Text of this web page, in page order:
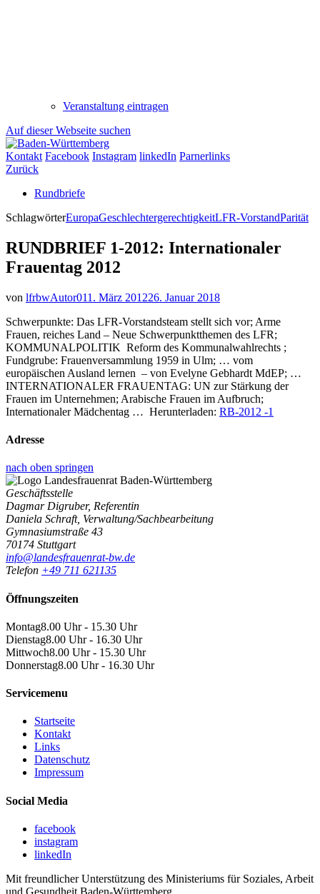
Veranstaltung eintragen
Auf dieser Webseite suchen
Kontakt Facebook Instagram linkedIn Parnerlinks
Zurück
Rundbriefe
SchlagwörterEuropaGeschlechtergerechtigkeitLFR-VorstandParität
RUNDBRIEF 1-2012: Internationaler
Frauentag 2012
von lfrbwAutor011. März 201226. Januar 2018
Schwerpunkte: Das LFR-Vorstandsteam stellt sich vor; Arme
Frauen, reiches Land – Neue Schwerpunktthemen des LFR;
KOMMUNALPOLITIK Reform des Kommunalwahlrechts ;
Fundgrube: Frauenversammlung 1959 in Ulm; … vom
europäischen Ausland lernen – von Evelyne Gebhardt MdEP; …
INTERNATIONALER FRAUENTAG: UN zur Stärkung der
Frauen im Unternehmen; Arabische Frauen im Aufbruch;
Internationaler Mädchentag … Herunterladen: RB-2012 -1
Adresse
nach oben springen
Geschäftsstelle
Dagmar Digruber, Referentin
Daniela Schraft, Verwaltung/Sachbearbeitung
Gymnasiumstraße 43
70174 Stuttgart
info@landesfrauenrat-bw.de
Telefon +49 711 621135
Öffnungszeiten
Montag8.00 Uhr - 15.30 Uhr
Dienstag8.00 Uhr - 16.30 Uhr
Mittwoch8.00 Uhr - 15.30 Uhr
Donnerstag8.00 Uhr - 16.30 Uhr
Servicemenu
Startseite
Kontakt
Links
Datenschutz
Impressum
Social Media
facebook
instagram
linkedIn
Mit freundlicher Unterstützung des Ministeriums für Soziales, Arbeit
und Gesundheit Baden-Württemberg